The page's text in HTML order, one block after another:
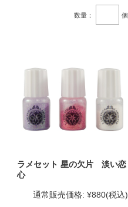
数量： 個
ラメセット 星の欠片 淡い恋
心
通常販売価格: ¥880(税込)